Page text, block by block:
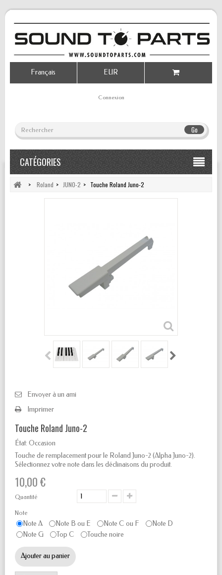
Go
Connexion
EUR
Français
CATÉGORIES
> Roland > JUNO-2 > Touche Roland Juno-2
Envoyer à un ami
Imprimer
Touche Roland Juno-2
État: Occasion
Touche de remplacement pour le Roland Juno-2 (Alpha Juno-2).
Sélectionnez votre note dans les déclinaisons du produit.
10,00 €
Quantité
Note
Note A Note B ou E Note C ou F
Note D
Note G
Top C Touche noire
Ajouter au panier